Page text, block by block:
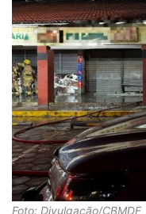
Foto: Divulgação/CBMDF